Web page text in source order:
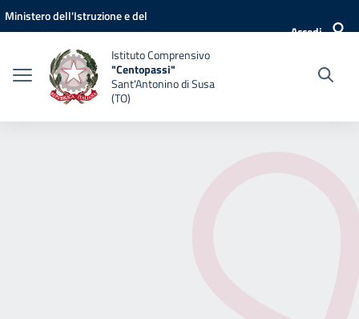
Vai ai contenuti
Vai al menu di navigazione
Vai al footer
Ministero dell'Istruzione e del
Accedi
Istituto Comprensivo
"Centopassi"
Sant'Antonino di Susa
(TO)